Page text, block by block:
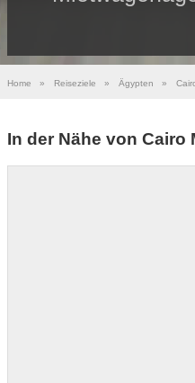
Home » Reiseziele » Ägypten »
In der Nähe von Cairo